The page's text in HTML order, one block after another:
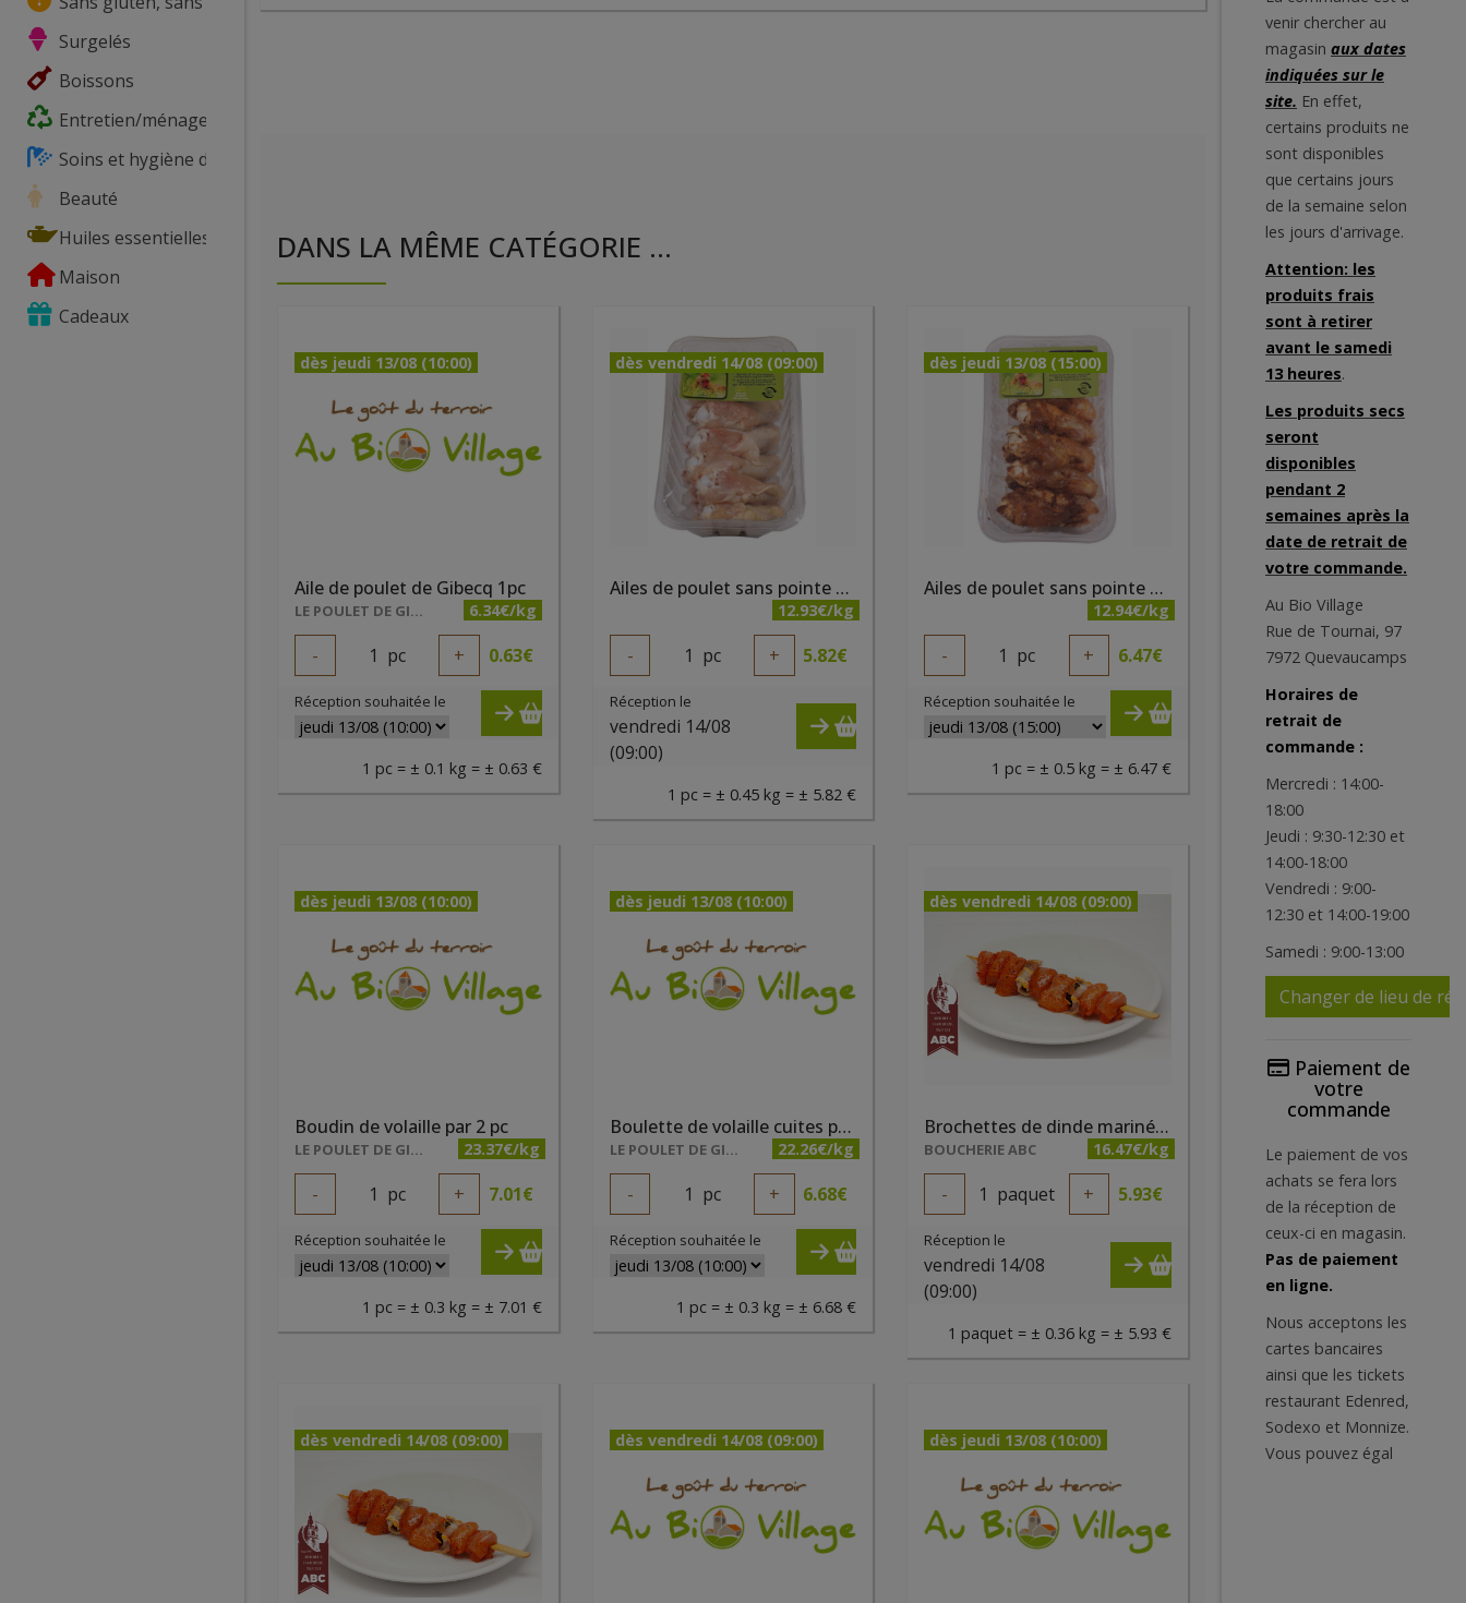
Surgelés
Boissons
Entretien/ménage
Soins et hygiène du corps
Beauté
Huiles essentielles
Maison
Cadeaux
DANS LA MÊME CATÉGORIE ...
dès jeudi 13/08 (10:00)
Aile de poulet de Gibecq 1pc
LE POULET DE GIBECQ 6.34€/kg
- 1 pc + 0.63€
Réception souhaitée le
1 pc = ± 0.1 kg = ± 0.63 €
dès vendredi 14/08 (09:00)
Ailes de poulet sans pointe bio +/- 450 gr Belki
12.93€/kg
- 1 pc + 5.82€
Réception le
vendredi 14/08
(09:00)
1 pc = ± 0.45 kg = ± 5.82 €
dès jeudi 13/08 (15:00)
Ailes de poulet sans pointe marinées bio +/- 500 gr Belki
12.94€/kg
- 1 pc + 6.47€
Réception souhaitée le
1 pc = ± 0.5 kg = ± 6.47 €
dès jeudi 13/08 (10:00)
Boudin de volaille par 2 pc
LE POULET DE GIBECQ 23.37€/kg
- 1 pc + 7.01€
Réception souhaitée le
1 pc = ± 0.3 kg = ± 7.01 €
dès jeudi 13/08 (10:00)
Boulette de volaille cuites par 2 pc
LE POULET DE GIBECQ 22.26€/kg
- 1 pc + 6.68€
Réception souhaitée le
1 pc = ± 0.3 kg = ± 6.68 €
dès vendredi 14/08 (09:00)
Brochettes de dinde marinées (paquet de 2 pièces)
BOUCHERIE ABC 16.47€/kg
- 1 paquet + 5.93€
Réception le
vendredi 14/08
(09:00)
1 paquet = ± 0.36 kg = ± 5.93 €
dès vendredi 14/08 (09:00) dès vendredi 14/08 (09:00) dès jeudi 13/08 (10:00)
venir chercher au
magasin aux dates
indiquées sur le
site. En effet,
certains produits ne
sont disponibles
que certains jours
de la semaine selon
les jours d'arrivage.
Attention: les
produits frais
sont à retirer
avant le samedi
13 heures.
Les produits secs
seront
disponibles
pendant 2
semaines après la
date de retrait de
votre commande.
Au Bio Village
Rue de Tournai, 97
7972 Quevaucamps
Horaires de
retrait de
commande :
Mercredi : 14:00-
18:00
Jeudi : 9:30-12:30 et
14:00-18:00
Vendredi : 9:00-
12:30 et 14:00-19:00
Samedi : 9:00-13:00
Changer de lieu de
Paiement de
votre
commande
Le paiement de vos
achats se fera lors
de la réception de
ceux-ci en magasin.
Pas de paiement
en ligne.
Nous acceptons les
cartes bancaires
ainsi que les tickets
restaurant Edenred,
Sodexo et Monnize.
Vous pouvez égal